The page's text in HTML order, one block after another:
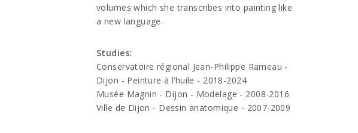
volumes which she transcribes into painting like
a new language.
Studies:
Conservatoire régional Jean-Philippe Rameau -
Dijon - Peinture à l’huile - 2018-2024
Musée Magnin - Dijon - Modelage - 2008-2016
Ville de Dijon - Dessin anatomique - 2007-2009